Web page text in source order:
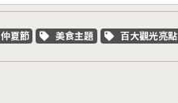
關鍵字標籤
仲夏節 關鍵字標籤
美食主題 關鍵字標籤
百大觀光亮點